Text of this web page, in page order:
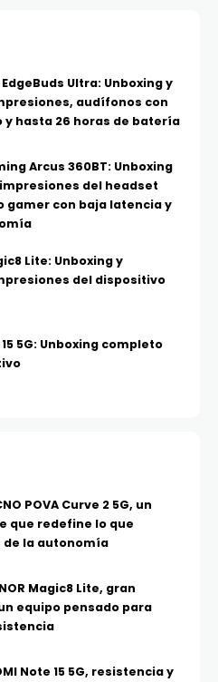
Ultra: Unboxing y
audífonos con
y hasta 26 horas de batería
Arcus 360BT: Unboxing
del headset
gamer con baja latencia y
Lite: Unboxing y
del dispositivo
15 5G: Unboxing completo
POVA Curve 2 5G, un
que redefine lo que
de la autonomía
Magic8 Lite, gran
equipo pensado para
Note 15 5G, resistencia y